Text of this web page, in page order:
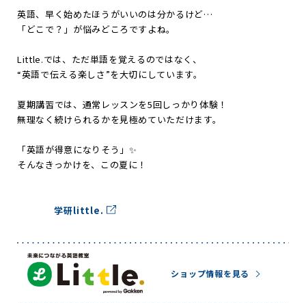
英語、早く始めたほうがいいのは分かるけど…
「どこで？」が悩みどころですよね。
Little.では、ただ単語を覚えるのではなく、
“英語で伝える楽しさ”を大切にしています。
夏期講習では、通常レッスンを5回しっかり体験！
無理なく続けられるかを見極めていただけます。
「英語が得意になりそう」✨
そんなきっかけを、この夏に！
学研little.
ショップ情報を見る